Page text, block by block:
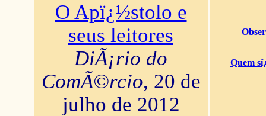
O Apï¿½stolo e
seus leitores
DiÃ¡rio do
ComÃ©rcio, 20 de
julho de 2012
Quem